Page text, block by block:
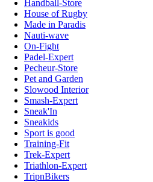
Handball-Store
House of Rugby
Made in Paradis
Nauti-wave
On-Fight
Padel-Expert
Pecheur-Store
Pet and Garden
Slowood Interior
Smash-Expert
Sneak'In
Sneakids
Sport is good
Training-Fit
Trek-Expert
Triathlon-Expert
TripnBikers